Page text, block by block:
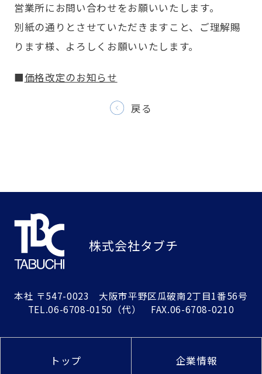
営業所にお問い合わせをお願いいたします。
別紙の通りとさせていただきますこと、ご理解賜
ります様、よろしくお願いいたします。
■価格改定のお知らせ
戻る
株式会社タブチ
本社 〒547-0023 大阪市平野区瓜破南2丁目1番56号
TEL.06-6708-0150 （代） FAX.06-6708-0210
トップ 企業情報